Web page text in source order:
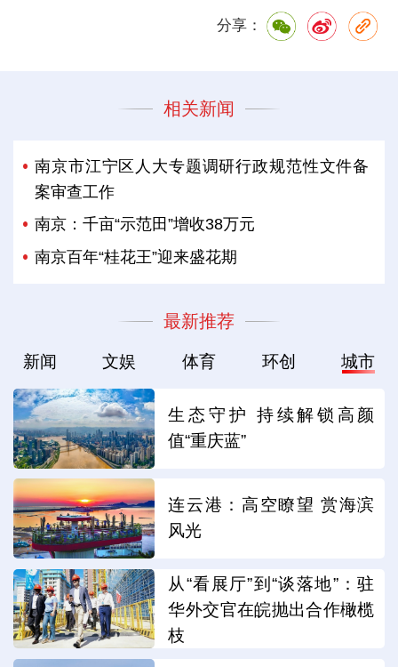
分享：
相关新闻
南京市江宁区人大专题调研行政规范性文件备
案审查工作
南京：千亩“示范田”增收38万元
南京百年“桂花王”迎来盛花期
最新推荐
新闻 文娱 体育 环创 城市
生态守护 持续解锁高颜
值“重庆蓝”
连云港：高空瞭望 赏海滨
风光
从“看展厅”到“谈落地”：驻
华外交官在皖抛出合作橄榄
枝